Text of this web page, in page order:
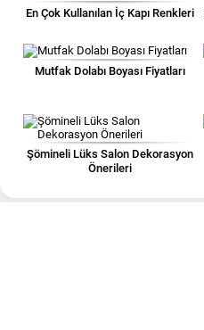
En Çok Kullanılan İç Kapı Renkleri
Mutfak Dolabı Boyası Fiyatları
Şömineli Lüks Salon Dekorasyon
Önerileri